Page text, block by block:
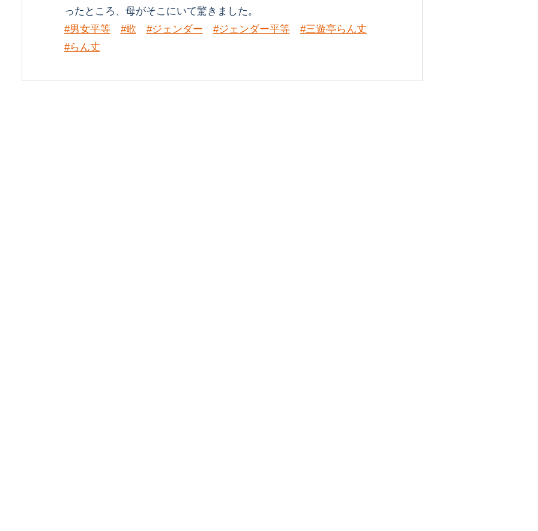
ったところ、母がそこにいて驚きました。
#男女平等
#歌 #ジェンダー #ジェンダー平等
#三遊亭らん丈
#らん丈